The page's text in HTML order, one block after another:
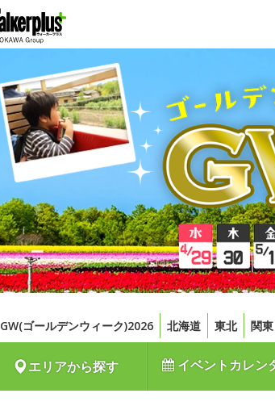
GW(ゴールデンウィーク)2026 北海道 東北 関東
エリアから探す イベントカレン